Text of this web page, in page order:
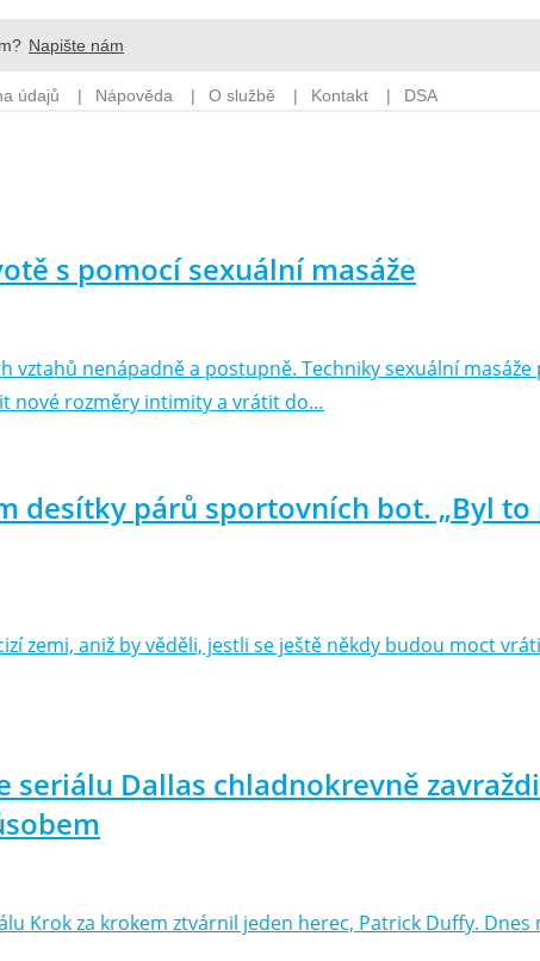
s pomocí sexuální masáže
vztahů nenápadně a postupně. Techniky sexuální
nové rozměry intimity a vrátit do…
desítky párů sportovních bot. „Byl to
zemi, aniž by věděli, jestli se ještě někdy budou moct
seriálu Dallas chladnokrevně
Krok za krokem ztvárnil jeden herec, Patrick Duffy.